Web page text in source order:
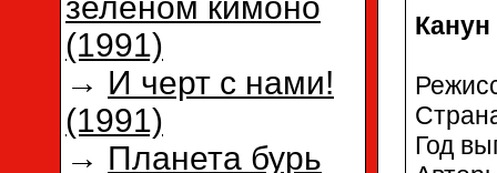
(1991)
→ И черт с нами!
(1991)
→ Планета бурь
Канун
Год